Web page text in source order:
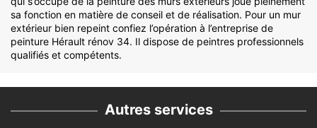
sa fonction en matière de conseil et de réalisation. Pour un mur
extérieur bien repeint confiez l’opération à l’entreprise de
peinture Hérault rénov 34. Il dispose de peintres professionnels
qualifiés et compétents.
Autres services